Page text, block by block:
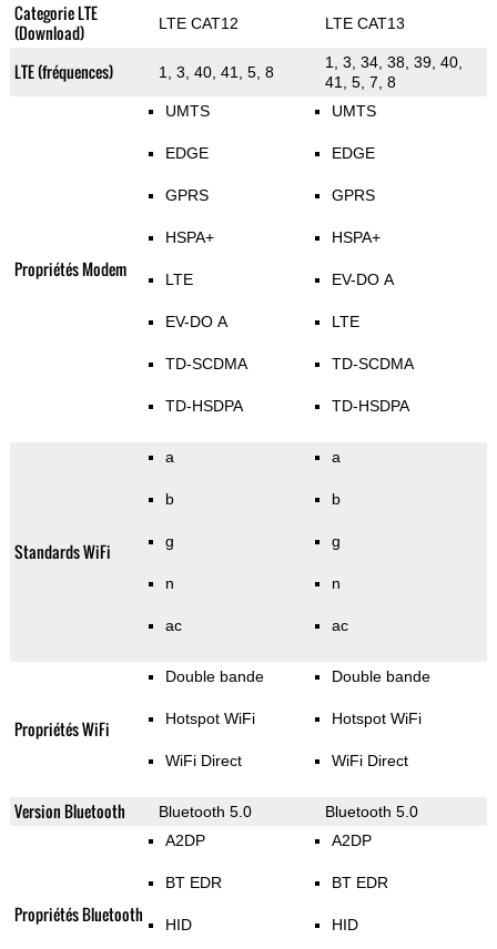
Categorie LTE
(Download)
LTE CAT12 LTE CAT13
LTE (fréquences) 1, 3, 40, 41, 5, 8
1, 3, 34, 38, 39, 40,
41, 5, 7, 8
Propriétés Modem
UMTS
EDGE
GPRS
HSPA+
LTE
EV-DO A
TD-SCDMA
TD-HSDPA
UMTS
EDGE
GPRS
HSPA+
EV-DO A
LTE
TD-SCDMA
TD-HSDPA
Standards WiFi
a
b
g
n
ac
a
b
g
n
ac
Propriétés WiFi
Double bande
Hotspot WiFi
WiFi Direct
Double bande
Hotspot WiFi
WiFi Direct
Version Bluetooth Bluetooth 5.0 Bluetooth 5.0
Propriétés Bluetooth
A2DP
BT EDR
HID
A2DP
BT EDR
HID